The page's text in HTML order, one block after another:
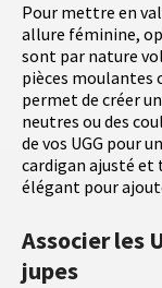
Pour mettre en
allure féminine,
sont par nature
pièces moulantes
permet de créer
neutres ou des
de vos UGG pour
cardigan ajusté et
élégant pour
Associer les
jupes